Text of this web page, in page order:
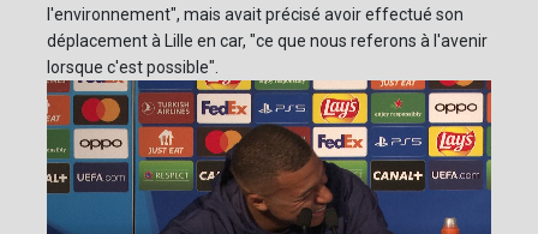
l'environnement", mais avait précisé avoir effectué son
déplacement à Lille en car, "ce que nous referons à l'avenir
lorsque c'est possible".